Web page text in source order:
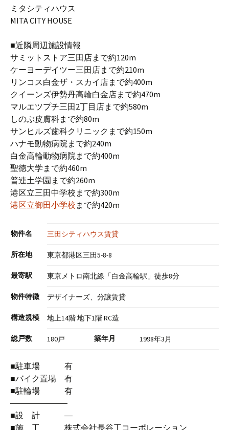
ミタシティハウス
MITA CITY HOUSE
■近隣周辺施設情報
サミットストア三田店まで約120m
ケーヨーデイツー三田店まで約210m
リンコス白金ザ・スカイ店まで約400m
クイーンズ伊勢丹高輪白金店まで約470m
マルエツプチ三田2丁目店まで約580m
しのぶ皮膚科まで約80m
サンヒルズ歯科クリニックまで約150m
ハナモ動物病院まで約240m
白金高輪動物病院まで約400m
聖徳大学まで約460m
普連土学園まで約260m
港区立三田中学校まで約300m
港区立御田小学校 まで約420m
物件名 三田シティハウス賃貸
所在地 東京都港区三田5-8-8
最寄駅 東京メトロ南北線「白金高輪駅」徒歩8分
物件特徴 デザイナーズ、分譲賃貸
構造規模 地上14階 地下1階 RC造
総戸数 180戸 築年月 1998年3月
■駐車場 有
■バイク置場 有
■駐輪場 有
―――――――
■設 計 ―
■施 工 株式会社長谷工コーポレーション